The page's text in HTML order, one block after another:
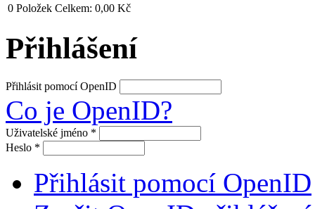
0 Položek Celkem: 0,00 Kč
Přihlášení
Přihlásit pomocí OpenID
Co je OpenID?
Uživatelské jméno *
Heslo *
Přihlásit pomocí OpenID